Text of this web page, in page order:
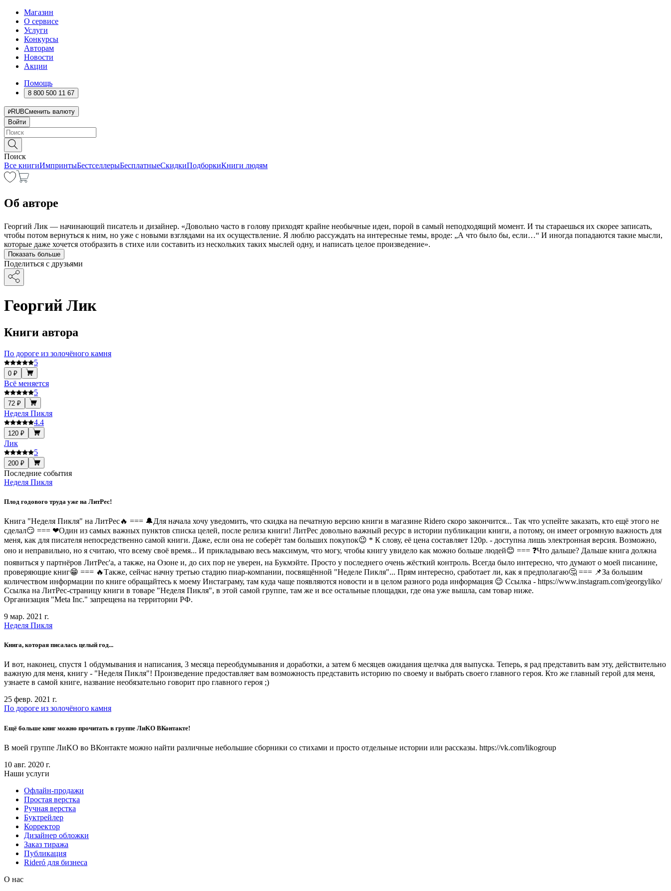
Магазин
О сервисе
Услуги
Конкурсы
Авторам
Новости
Акции
Помощь
8 800 500 11 67
RUBСменить валюту
Войти
Поиск
Все книгиИмпринтыБестселлерыБесплатныеСкидкиПодборкиКниги людям
Об авторе
Георгий Лик — начинающий писатель и дизайнер. «Довольно часто в голову приходят крайне необычные идеи, порой в самый неподходящий момент. И ты стараешься их скорее записать,
чтобы потом вернуться к ним, но уже с новыми взглядами на их осуществление. Я люблю рассуждать на интересные темы, вроде: „А что было бы, если…“ И иногда попадаются такие мысли,
которые даже хочется отобразить в стихе или составить из нескольких таких мыслей одну, и написать целое произведение».
Показать больше
Поделиться с друзьями
Георгий Лик
Книги автора
По дороге из золочёного камня
5
0 ₽
Всё меняется
5
72 ₽
Неделя Пикля
4.4
120 ₽
Лик
5
200 ₽
Последние события
Неделя Пикля
Плод годового труда уже на ЛитРес!
Книга "Неделя Пикля" на ЛитРес🔥 === 🔔Для начала хочу уведомить, что скидка на печатную версию книги в магазине Ridero скоро закончится... Так что успейте заказать, кто ещё этого не
сделал😏 === ❤Один из самых важных пунктов списка целей, после релиза книги! ЛитРес довольно важный ресурс в истории публикации книги, а потому, он имеет огромную важность для
меня, как для писателя непосредственно самой книги. Даже, если она не соберёт там больших покупок😉 * К слову, её цена составляет 120р. - доступна лишь электронная версия. Возможно,
оно и неправильно, но я считаю, что всему своё время... И прикладываю весь максимум, что могу, чтобы книгу увидело как можно больше людей😊 === ❓Что дальше? Дальше книга должна
появиться у партнёров ЛитРес'а, а также, на Озоне и, до сих пор не уверен, на Букмэйте. Просто у последнего очень жёсткий контроль. Всегда было интересно, что думают о моей писанине,
проверяющие книг😁 === 🔥Также, сейчас начну третью стадию пиар-компании, посвящённой "Неделе Пикля"... Прям интересно, сработает ли, как я предполагаю🤔 === 📌За большим
количеством информации по книге обращайтесь к моему Инстаграму, там куда чаще появляются новости и в целом разного рода информация 😉 Ссылка - https://www.instagram.com/georgyliko/
Ссылка на ЛитРес-страницу книги в товаре "Неделя Пикля", в этой самой группе, там же и все остальные площадки, где она уже вышла, сам товар ниже.
Организация "Meta Inc." запрещена на территории РФ.
9 мар. 2021 г.
Неделя Пикля
Книга, которая писалась целый год...
И вот, наконец, спустя 1 обдумывания и написания, 3 месяца переобдумывания и доработки, а затем 6 месяцев ожидания щелчка для выпуска. Теперь, я рад представить вам эту, действительно
важную для меня, книгу - "Неделя Пикля"! Произведение предоставляет вам возможность представить историю по своему и выбрать своего главного героя. Кто же главный герой для меня,
узнаете в самой книге, название необязательно говорит про главного героя ;)
25 февр. 2021 г.
По дороге из золочёного камня
Ещё больше книг можно прочитать в группе ЛиKO ВКонтакте!
В моей группе ЛиKO во ВКонтакте можно найти различные небольшие сборники со стихами и просто отдельные истории или рассказы. https://vk.com/likogroup
10 авг. 2020 г.
Наши услуги
Офлайн-продажи
Простая верстка
Ручная верстка
Буктрейлер
Корректор
Дизайнер обложки
Заказ тиража
Публикация
Rideró для бизнеса
О нас